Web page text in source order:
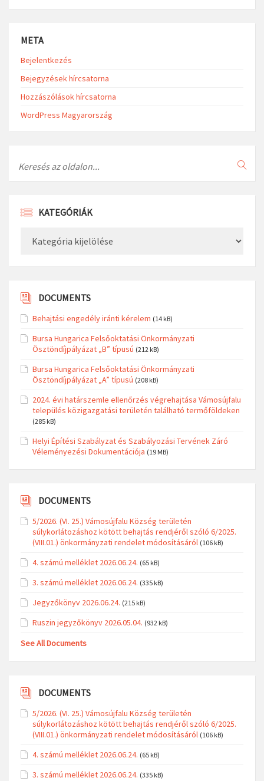
META
Bejelentkezés
Bejegyzések hírcsatorna
Hozzászólások hírcsatorna
WordPress Magyarország
KATEGÓRIÁK
DOCUMENTS
Behajtási engedély iránti kérelem (14 kB)
Bursa Hungarica Felsőoktatási Önkormányzati
Ösztöndíjpályázat „B” típusú (212 kB)
Bursa Hungarica Felsőoktatási Önkormányzati
Ösztöndíjpályázat „A” típusú (208 kB)
2024. évi határszemle ellenőrzés végrehajtása Vámosújfalu
település közigazgatási területén található termőföldeken
(285 kB)
Helyi Építési Szabályzat és Szabályozási Tervének Záró
Véleményezési Dokumentációja (19 MB)
DOCUMENTS
5/2026. (VI. 25.) Vámosújfalu Község területén
súlykorlátozáshoz kötött behajtás rendjéről szóló 6/2025.
(VIII.01.) önkormányzati rendelet módosításáról (106 kB)
4. számú melléklet 2026.06.24. (65 kB)
3. számú melléklet 2026.06.24. (335 kB)
Jegyzőkönyv 2026.06.24. (215 kB)
Ruszin jegyzőkönyv 2026.05.04. (932 kB)
See All Documents
DOCUMENTS
5/2026. (VI. 25.) Vámosújfalu Község területén
súlykorlátozáshoz kötött behajtás rendjéről szóló 6/2025.
(VIII.01.) önkormányzati rendelet módosításáról (106 kB)
4. számú melléklet 2026.06.24. (65 kB)
3. számú melléklet 2026.06.24. (335 kB)